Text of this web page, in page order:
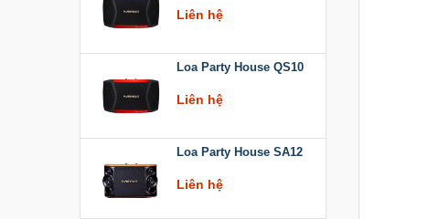
Liên hệ
Loa Party House QS10
Liên hệ
Loa Party House SA12
Liên hệ